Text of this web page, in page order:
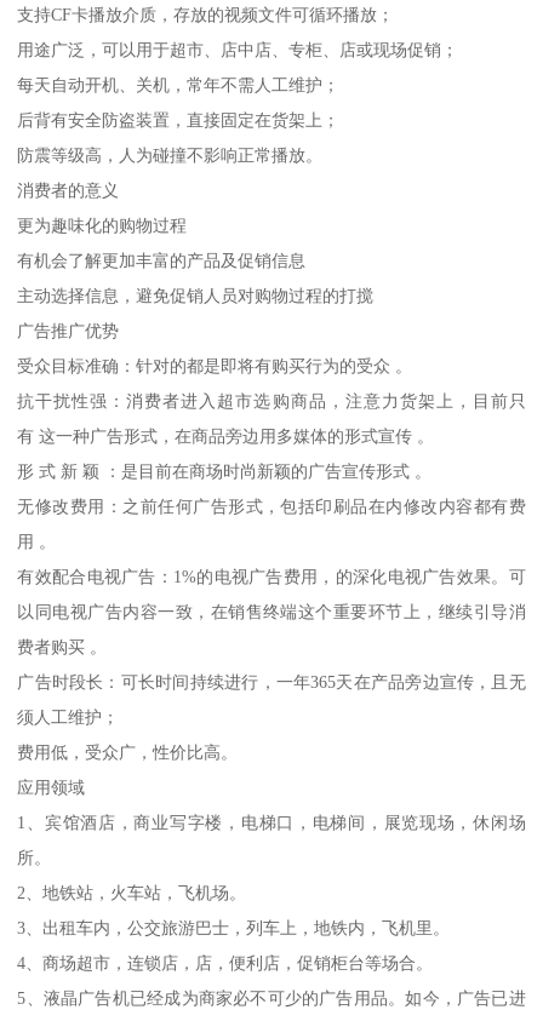
支持CF卡播放介质，存放的视频文件可循环播放；
用途广泛，可以用于超市、店中店、专柜、店或现场促销；
每天自动开机、关机，常年不需人工维护；
后背有安全防盗装置，直接固定在货架上；
防震等级高，人为碰撞不影响正常播放。
消费者的意义
更为趣味化的购物过程
有机会了解更加丰富的产品及促销信息
主动选择信息，避免促销人员对购物过程的打搅
广告推广优势
受众目标准确：针对的都是即将有购买行为的受众 。
抗干扰性强：消费者进入超市选购商品，注意力货架上，目前只
有 这一种广告形式，在商品旁边用多媒体的形式宣传 。
形 式 新 颖 ：是目前在商场时尚新颖的广告宣传形式 。
无修改费用：之前任何广告形式，包括印刷品在内修改内容都有费
用 。
有效配合电视广告：1%的电视广告费用，的深化电视广告效果。可
以同电视广告内容一致，在销售终端这个重要环节上，继续引导消
费者购买 。
广告时段长：可长时间持续进行，一年365天在产品旁边宣传，且无
须人工维护；
费用低，受众广，性价比高。
应用领域
1、宾馆酒店，商业写字楼，电梯口，电梯间，展览现场，休闲场
所。
2、地铁站，火车站，飞机场。
3、出租车内，公交旅游巴士，列车上，地铁内，飞机里。
4、商场超市，连锁店，店，便利店，促销柜台等场合。
5、液晶广告机已经成为商家必不可少的广告用品。如今，广告已进